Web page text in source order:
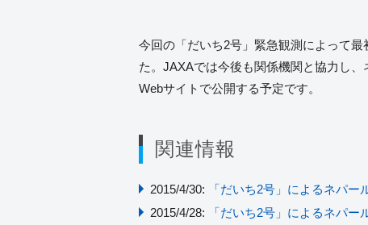
今回の「だいち2号」緊急観測によって
た。JAXAでは今後も関係機関と協力し
Webサイトで公開する予定です。
関連情報
2015/4/30:
「だいち2号」によるネパ
2015/4/28:
「だいち2号」によるネパ